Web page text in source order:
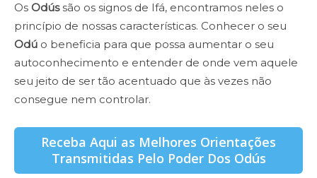
Os Odússão os signos de Ifá, encontramos neles o
princípio de nossas características. Conhecer o seu
Odú o beneficia para que possa aumentar o seu
autoconhecimento e entender de onde vem aquele
seu jeito de ser tão acentuado que às vezes não
consegue nem controlar.
Receba Aqui as Melhores Orientações
Transmitidas Pelo Poder Dos Odús